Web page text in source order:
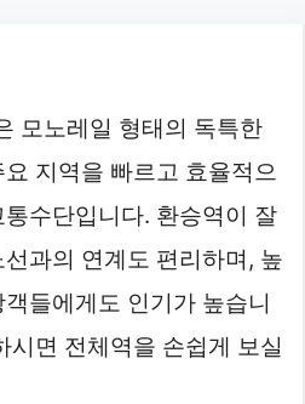
모노레일 형태의 독특한
지역을 빠르고 효율적으
수단입니다. 환승역이 잘
과의 연계도 편리하며, 높
들에게도 인기가 높습니
시면 전체역을 손쉽게 보실